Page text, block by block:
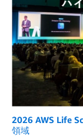
2026 AWS Life
領域